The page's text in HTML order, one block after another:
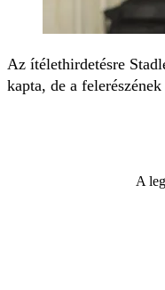
Az ítélethirdetésre
kapta, de a
A